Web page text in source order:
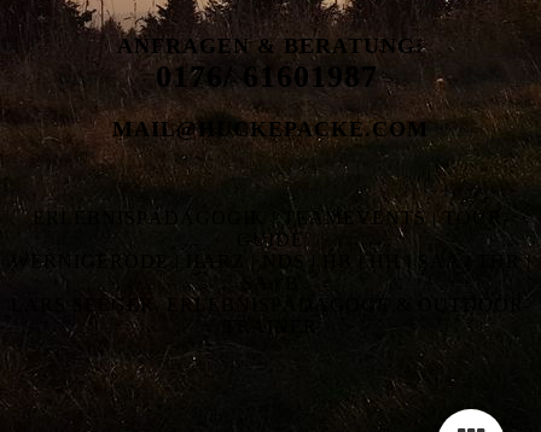
ANFRAGEN & BERATUNG:
0176/ 61601987
MAIL@HUCKEPACKE.COM
ERLEBNISPÄDAGOGIK | TEAMEVENTS | TOUR-
GUIDE
WERNIGERODE | HARZ | NDS | HB | HH | SAA | THR |
LARS SEEGER, ERLEBNISPÄDAGOGE & OUTDOOR-